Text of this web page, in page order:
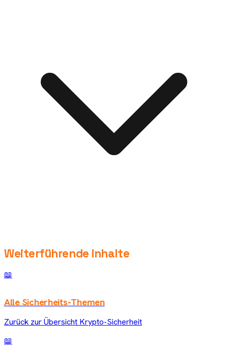
Weiterführende Inhalte
📖
Alle Sicherheits-Themen
Zurück zur Übersicht Krypto-Sicherheit
📖